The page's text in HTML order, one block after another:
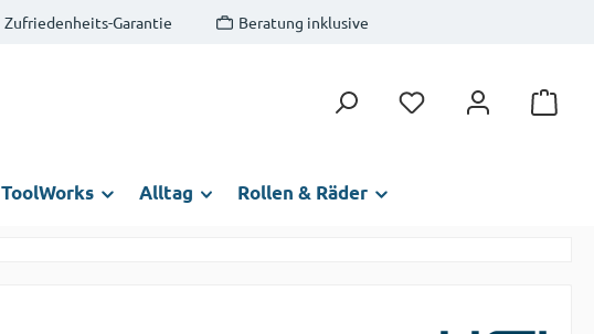
Zufriedenheits-Garantie Beratung inklusive
Du hast 0 Produkte auf
ToolWorks Alltag Rollen & Räder